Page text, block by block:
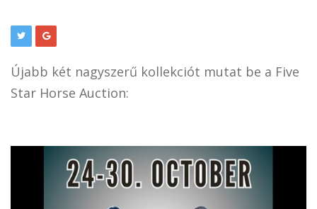
Újabb két nagyszerű kollekciót mutat be a Five
Star Horse Auction: